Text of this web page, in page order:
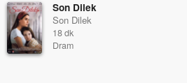
Son Dilek
Son Dilek
18 dk
Dram